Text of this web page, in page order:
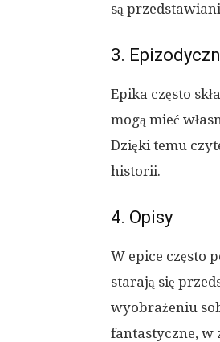
są
3.
Epika często
mogą mieć
Dzięki temu
historii.
4. Opisy
W epice często
starają się
wyobrażeniu
fantastyczne, w